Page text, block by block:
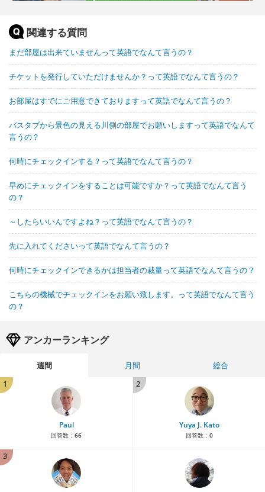
関連する質問
まだ部屋は出来ていませんって英語でなんて言うの？
チケットを発行していただけませんか？って英語でなんて言うの？
お部屋はすでにご用意できておりますって英語でなんて言うの？
バスタブから景色の見える川側の部屋でお願いしますって英語でなんて
言うの？
何時にチェックインする？って英語でなんて言うの？
早めにチェックインをすることは可能ですか？って英語でなんて言う
の？
～したらいいんですよね？って英語でなんて言うの？
先に入れてくださいって英語でなんて言うの？
何時にチェックインできるかは担当者の裁量って英語でなんて言うの？
こちらの機械でチェックインをお願い致します。って英語でなんて言う
の？
アンカーランキング
週間 月間
総合
1
Paul
回答数： 66
2
Yuya J. Kato
回答数： 0
3